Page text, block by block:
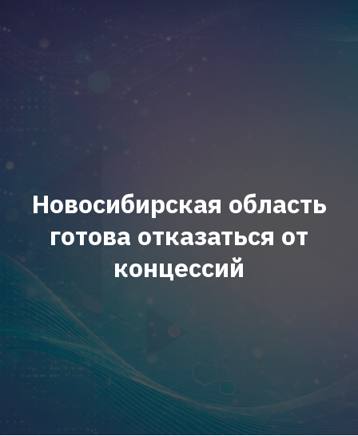
Новосибирская область
готова отказаться от
концессий